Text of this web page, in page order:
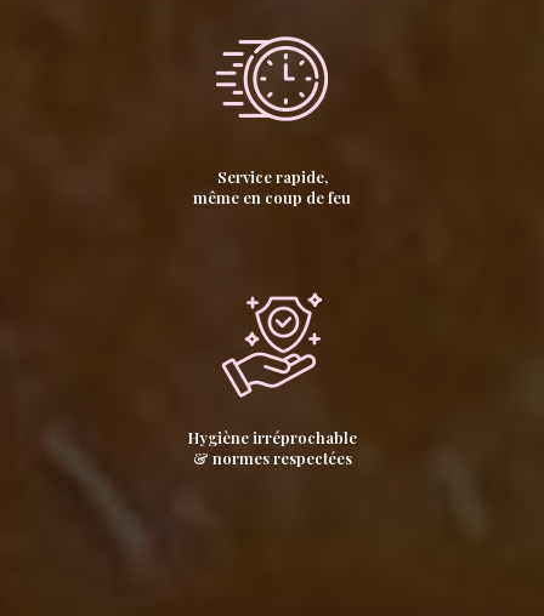
Service rapide,
même en coup de feu
Hygiène irréprochable
& normes respectées